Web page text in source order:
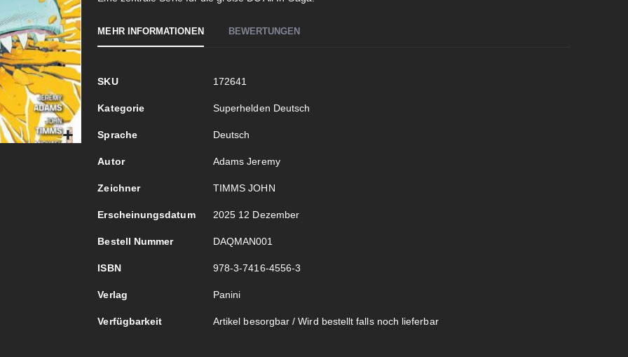
MEHR INFORMATIONEN
Mehr
SKU 172641
Kategorie Superhelden Deutsch
Sprache Deutsch
Autor Adams Jeremy
Zeichner TIMMS JOHN
Erscheinungsdatum 2025 12 Dezember
Bestell Nummer DAQMAN001
ISBN 978-3-7416-4556-3
Verlag Panini
Verfügbarkeit Artikel besorgbar / Wird bestellt falls noch lieferbar
BEWERTUNGEN